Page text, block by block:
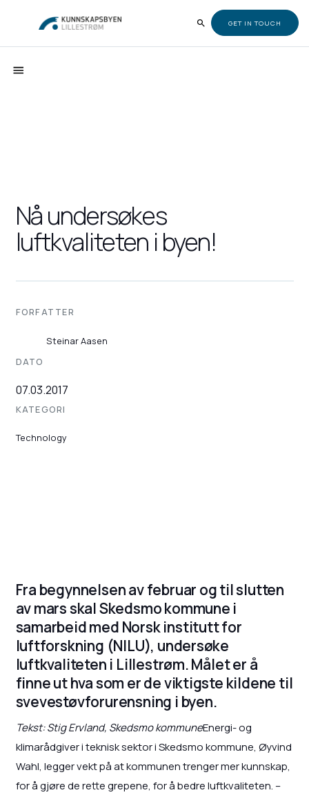
GET IN TOUCH
Nå undersøkes
luftkvaliteten i byen!
FORFATTER
Steinar Aasen
DATO
07.03.2017
KATEGORI
Technology
Fra begynnelsen av februar og til slutten
av mars skal Skedsmo kommune i
samarbeid med Norsk institutt for
luftforskning (NILU), undersøke
luftkvaliteten i Lillestrøm. Målet er å
finne ut hva som er de viktigste kildene til
svevestøvforurensning i byen.
Tekst: Stig Ervland, Skedsmo kommuneEnergi- og
klimarådgiver i teknisk sektor i Skedsmo kommune, Øyvind
Wahl, legger vekt på at kommunen trenger mer kunnskap,
for å gjøre de rette grepene, for å bedre luftkvaliteten. –